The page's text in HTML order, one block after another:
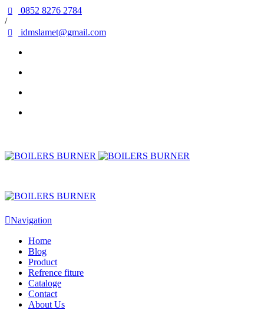
0852 8276 2784
/
idmslamet@gmail.com
Navigation
Home
Blog
Product
Refrence fiture
Cataloge
Contact
About Us